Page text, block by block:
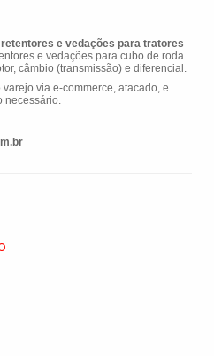
retentores e vedações para tratores
e vedações para cubo de roda
câmbio (transmissão) e diferencial.
via e-commerce, atacado, e
necessário.